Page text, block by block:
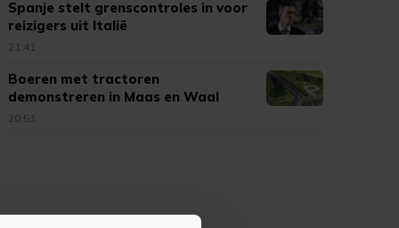
Spanje stelt grenscontroles in voor
reizigers uit Italië
21:41
Boeren met tractoren
demonstreren in Maas en Waal
20:51